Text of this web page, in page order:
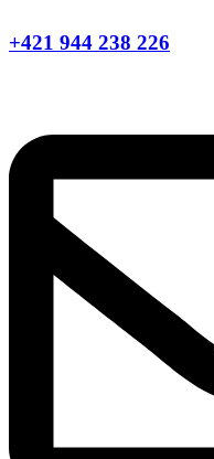
+421 944 238 226